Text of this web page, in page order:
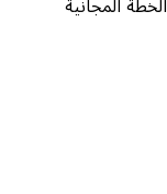
الخطة المجانية